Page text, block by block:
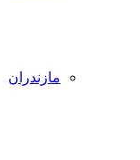
مازندران